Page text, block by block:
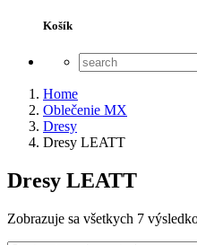
Košík
Home
Oblečenie MX
Dresy
Dresy LEATT
Dresy LEATT
Zobrazuje sa všetkych 7